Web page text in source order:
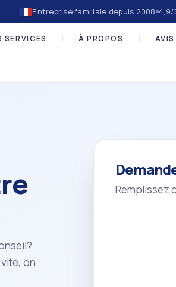
Entreprise familiale depuis 2008 4,9/
SERVICES À PROPOS
on
Remplissez